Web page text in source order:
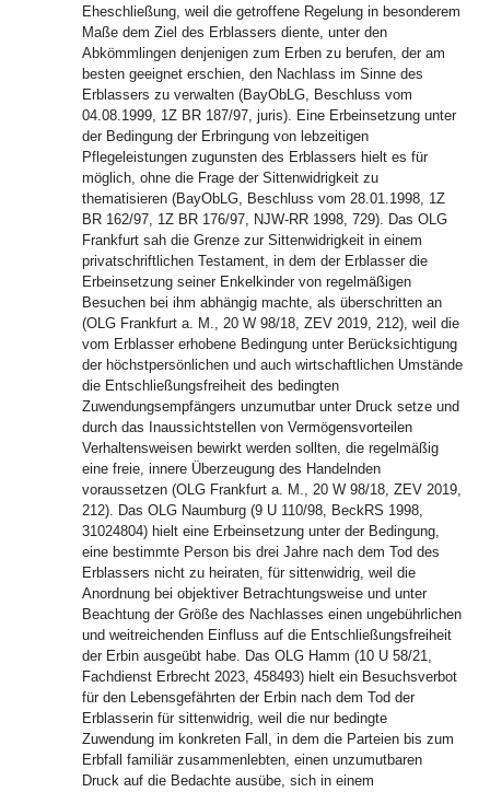
Eheschließung, weil die getroffene Regelung in besonderem
Maße dem Ziel des Erblassers diente, unter den
Abkömmlingen denjenigen zum Erben zu berufen, der am
besten geeignet erschien, den Nachlass im Sinne des
Erblassers zu verwalten (BayObLG, Beschluss vom
04.08.1999, 1Z BR 187/97, juris). Eine Erbeinsetzung unter
der Bedingung der Erbringung von lebzeitigen
Pflegeleistungen zugunsten des Erblassers hielt es für
möglich, ohne die Frage der Sittenwidrigkeit zu
thematisieren (BayObLG, Beschluss vom 28.01.1998, 1Z
BR 162/97, 1Z BR 176/97, NJW-RR 1998, 729). Das OLG
Frankfurt sah die Grenze zur Sittenwidrigkeit in einem
privatschriftlichen Testament, in dem der Erblasser die
Erbeinsetzung seiner Enkelkinder von regelmäßigen
Besuchen bei ihm abhängig machte, als überschritten an
(OLG Frankfurt a. M., 20 W 98/18, ZEV 2019, 212), weil die
vom Erblasser erhobene Bedingung unter Berücksichtigung
der höchstpersönlichen und auch wirtschaftlichen Umstände
die Entschließungsfreiheit des bedingten
Zuwendungsempfängers unzumutbar unter Druck setze und
durch das Inaussichtstellen von Vermögensvorteilen
Verhaltensweisen bewirkt werden sollten, die regelmäßig
eine freie, innere Überzeugung des Handelnden
voraussetzen (OLG Frankfurt a. M., 20 W 98/18, ZEV 2019,
212). Das OLG Naumburg (9 U 110/98, BeckRS 1998,
31024804) hielt eine Erbeinsetzung unter der Bedingung,
eine bestimmte Person bis drei Jahre nach dem Tod des
Erblassers nicht zu heiraten, für sittenwidrig, weil die
Anordnung bei objektiver Betrachtungsweise und unter
Beachtung der Größe des Nachlasses einen ungebührlichen
und weitreichenden Einfluss auf die Entschließungsfreiheit
der Erbin ausgeübt habe. Das OLG Hamm (10 U 58/21,
Fachdienst Erbrecht 2023, 458493) hielt ein Besuchsverbot
für den Lebensgefährten der Erbin nach dem Tod der
Erblasserin für sittenwidrig, weil die nur bedingte
Zuwendung im konkreten Fall, in dem die Parteien bis zum
Erbfall familiär zusammenlebten, einen unzumutbaren
Druck auf die Bedachte ausübe, sich in einem